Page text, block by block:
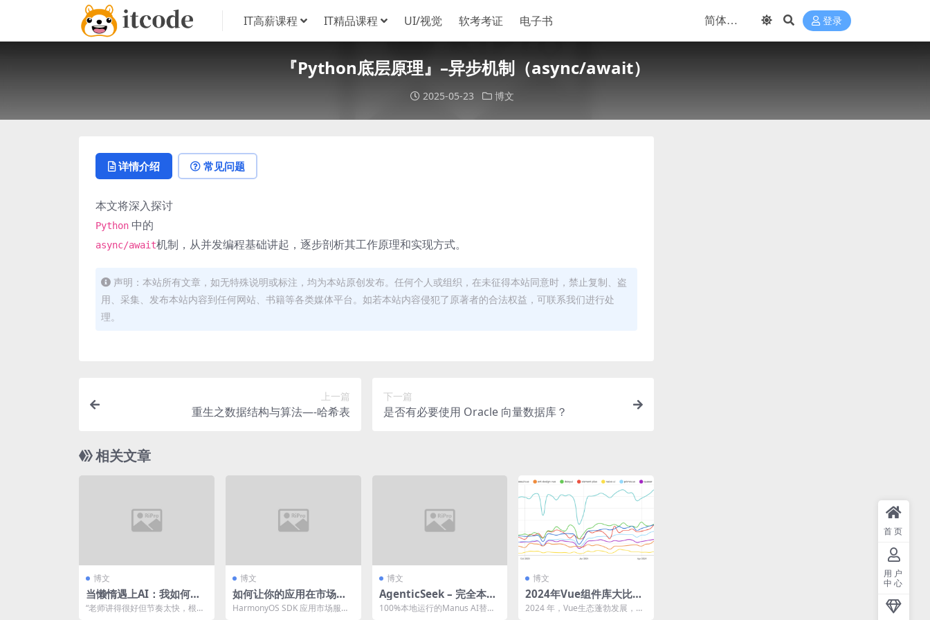
IT高薪课程 IT精品课程 UI/视觉 软考考证 电子书 登录
『Python底层原理』–异步机制（async/await）
2025-05-23 博文
详情介绍 常见问题
本文将深入探讨
Python 中的
async/await机制，从并发编程基础讲起，逐步剖析其工作原理和实现方式。
声明：本站所有文章，如无特殊说明或标注，均为本站原创发布。任何个人或组织，在未征得本站同意时，禁止复制、盗
用、采集、发布本站内容到任何网站、书籍等各类媒体平台。如若本站内容侵犯了原著者的合法权益，可联系我们进行处
理。
上一篇
重生之数据结构与算法—-哈希表
下一篇
是否有必要使用 Oracle 向量数据库？
相关文章
博文
当懒惰遇上AI：我如何用
Coze让大模型帮我整理2.
“老师讲得很好但节奏太快，根本
博文
如何让你的应用在市场中
脱颖而出？
HarmonyOS SDK 应用市场服务
博文
AgenticSeek – 完全本地
的AI助手替代方案
100%本地运行的Manus AI替代
博文
2024年Vue组件库大比
拼：谁将成为下一个Elem
2024 年，Vue生态蓬勃发展，越
首页
用户
中心